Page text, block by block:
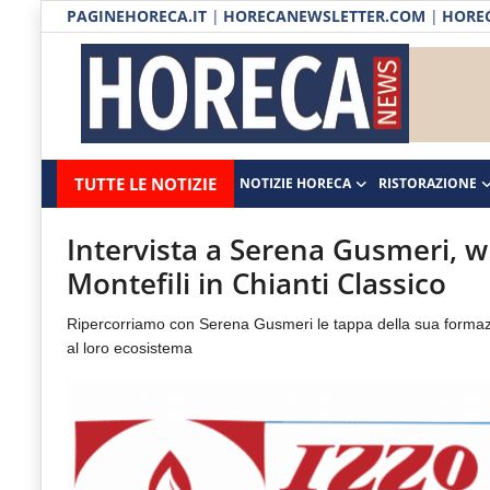
PAGINEHORECA.IT | HORECANEWSLETTER.COM |
Horecanews.it
-
Notizie
Horeca
Il
portale
del
del
TUTTE LE NOTIZIE NOTIZIE HORECA RISTORAZIONE
Notizie HORECA
Ristorazione
Ospitalità
Distribuzione
Prodotti | Dispensa Horeca
RUBRICHE
Intervista a Serena Gusmeri,
Montefili in Chianti Classico
Ripercorriamo con Serena Gusmeri le tappa della sua
al loro ecosistema